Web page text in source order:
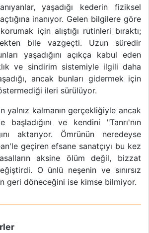
yaşadığı kederin fiziksel
inanıyor. Gelen bilgilere göre
için alıştığı rutinleri bıraktı;
bile vazgeçti. Uzun süredir
yaşadığını açıkça kabul eden
ve sindirim sistemiyle ilgili daha
ancak bunları gidermek için
ileri sürülüyor.
yalnız kalmanın gerçekliğiyle ancak
başladığını ve kendini "Tanrı'nın
aktarıyor. Ömrünün neredeyse
geçiren efsane sanatçıyı bu kez
aksine ölüm değil, bizzat
O ünlü neşenin ve sınırsız
geri döneceğini ise kimse bilmiyor.